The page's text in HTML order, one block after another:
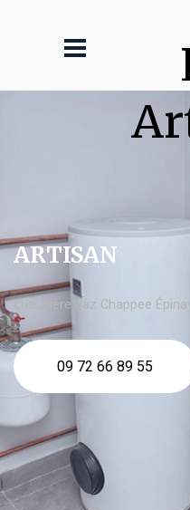
ARTISAN
chaudière gaz Chappee
09 72 66 89 55